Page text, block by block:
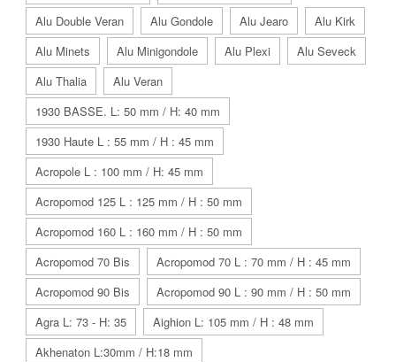
Alu Double Veran
Alu Gondole Alu Jearo
Alu Kirk
Alu Minets
Alu Minigondole Alu Plexi
Alu Seveck
Alu Thalia
Alu Veran
1930 BASSE. L: 50 mm / H: 40 mm
1930 Haute L : 55 mm / H : 45 mm
Acropole L : 100 mm / H: 45 mm
Acropomod 125 L : 125 mm / H : 50 mm
Acropomod 160 L : 160 mm / H : 50 mm
Acropomod 70 Bis
Acropomod 70 L : 70 mm / H : 45 mm
Acropomod 90 Bis
Acropomod 90 L : 90 mm / H : 50 mm
Agra L: 73 - H: 35
Aighion L: 105 mm / H : 48 mm
Akhenaton L:30mm / H:18 mm